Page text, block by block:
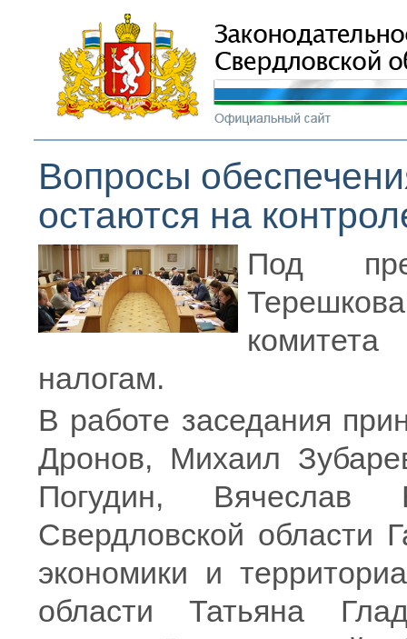
Вопросы
остаются на
Под
налогам.
В работе заседания
Дронов, Михаил
Погудин, Вячеслав
Свердловской области
экономики и
области Татьяна